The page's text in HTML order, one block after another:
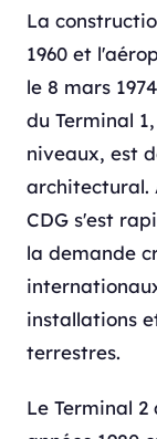
La
1960 et
le 8 mars
du Terminal
niveaux, est
architectural.
CDG s'est
la demande
installations
terrestres.
Le Terminal